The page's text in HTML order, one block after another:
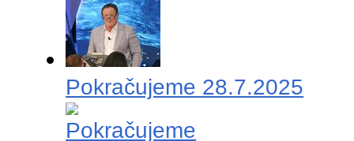
Pokračujeme 28.7.2025